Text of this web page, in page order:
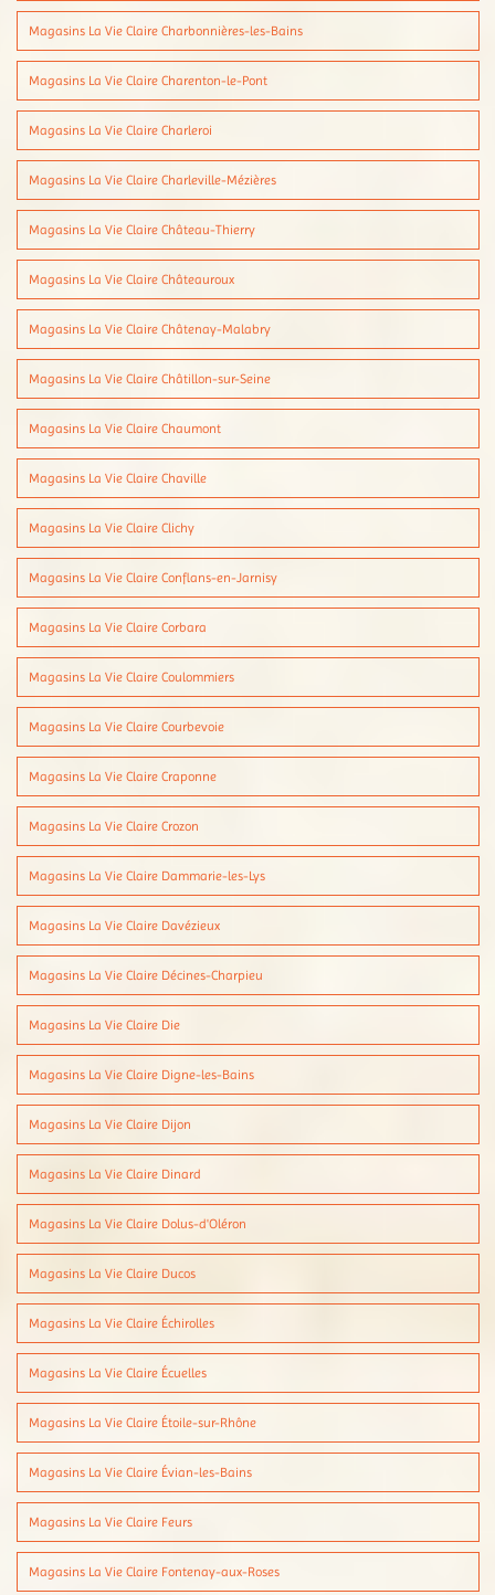
Magasins La Vie Claire Charbonnières-les-Bains
Magasins La Vie Claire Charenton-le-Pont
Magasins La Vie Claire Charleroi
Magasins La Vie Claire Charleville-Mézières
Magasins La Vie Claire Château-Thierry
Magasins La Vie Claire Châteauroux
Magasins La Vie Claire Châtenay-Malabry
Magasins La Vie Claire Châtillon-sur-Seine
Magasins La Vie Claire Chaumont
Magasins La Vie Claire Chaville
Magasins La Vie Claire Clichy
Magasins La Vie Claire Conflans-en-Jarnisy
Magasins La Vie Claire Corbara
Magasins La Vie Claire Coulommiers
Magasins La Vie Claire Courbevoie
Magasins La Vie Claire Craponne
Magasins La Vie Claire Crozon
Magasins La Vie Claire Dammarie-les-Lys
Magasins La Vie Claire Davézieux
Magasins La Vie Claire Décines-Charpieu
Magasins La Vie Claire Die
Magasins La Vie Claire Digne-les-Bains
Magasins La Vie Claire Dijon
Magasins La Vie Claire Dinard
Magasins La Vie Claire Dolus-d'Oléron
Magasins La Vie Claire Ducos
Magasins La Vie Claire Échirolles
Magasins La Vie Claire Écuelles
Magasins La Vie Claire Étoile-sur-Rhône
Magasins La Vie Claire Évian-les-Bains
Magasins La Vie Claire Feurs
Magasins La Vie Claire Fontenay-aux-Roses